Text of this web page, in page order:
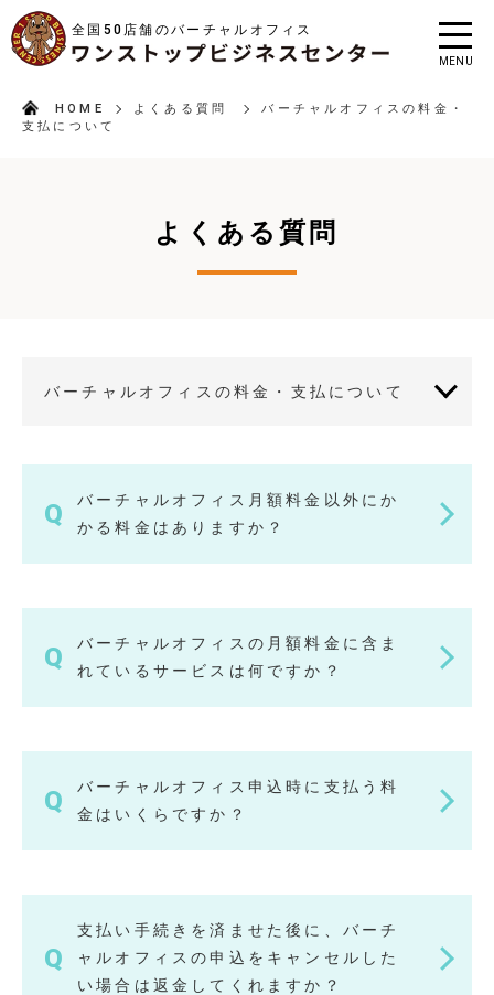
全国50店舗のバーチャルオフィス
MENU
HOME よくある質問
バーチャルオフィスの料金・
支払について
よくある質問
バーチャルオフィスの料金・支払について
バーチャルオフィス月額料金以外にか
かる料金はありますか？
バーチャルオフィスの月額料金に含ま
れているサービスは何ですか？
バーチャルオフィス申込時に支払う料
金はいくらですか？
支払い手続きを済ませた後に、バーチ
ャルオフィスの申込をキャンセルした
い場合は返金してくれますか？